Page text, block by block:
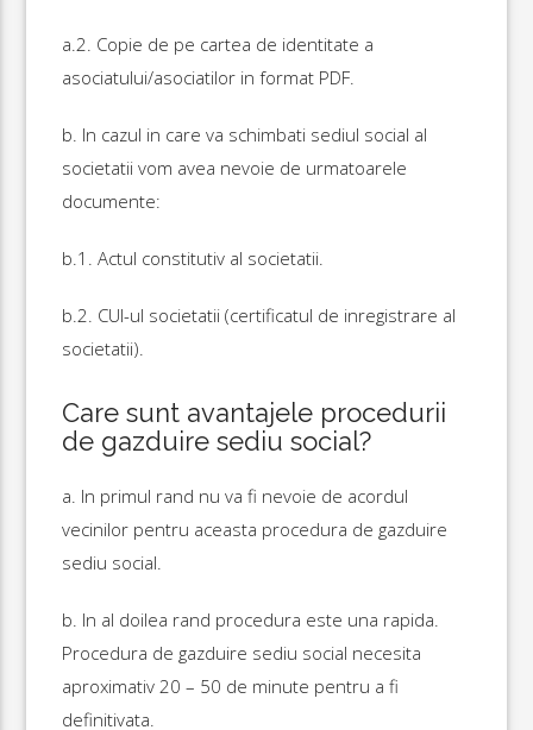
a.2. Copie de pe cartea de identitate a
asociatului/asociatilor in format PDF.
b. In cazul in care va schimbati sediul social al
societatii vom avea nevoie de urmatoarele
documente:
b.1. Actul constitutiv al societatii.
b.2. CUI-ul societatii (certificatul de inregistrare al
societatii).
Care sunt avantajele procedurii
de gazduire sediu social?
a. In primul rand nu va fi nevoie de acordul
vecinilor pentru aceasta procedura de gazduire
sediu social.
b. In al doilea rand procedura este una rapida.
Procedura de gazduire sediu social necesita
aproximativ 20 – 50 de minute pentru a fi
definitivata.